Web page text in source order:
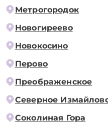
Метрогородок
Новогиреево
Новокосино
Перово
Преображенское
Северное
Соколиная Гора